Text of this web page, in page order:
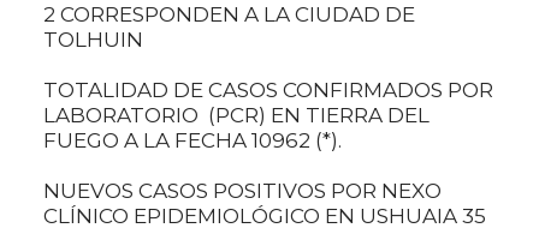
2 CORRESPONDEN A LA CIUDAD DE
TOLHUIN
TOTALIDAD DE CASOS CONFIRMADOS POR
LABORATORIO (PCR) EN TIERRA DEL
FUEGO A LA FECHA 10962 (*).
NUEVOS CASOS POSITIVOS POR NEXO
CLÍNICO EPIDEMIOLÓGICO EN USHUAIA 35